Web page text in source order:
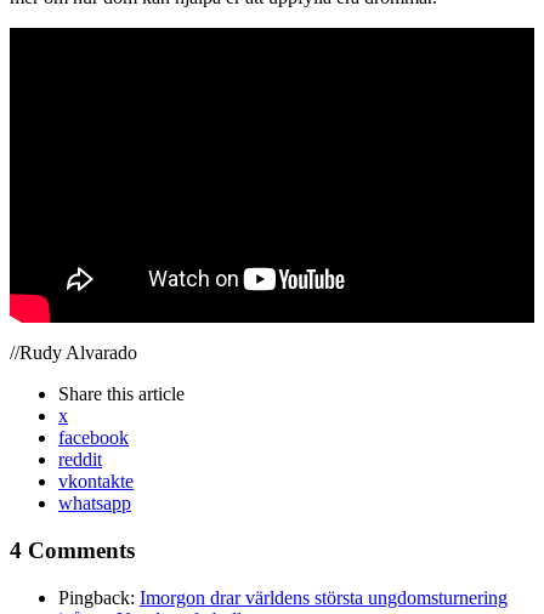
//Rudy Alvarado
Share this article
x
facebook
reddit
vkontakte
whatsapp
4 Comments
Pingback: Imorgon drar världens största ungdomsturnering